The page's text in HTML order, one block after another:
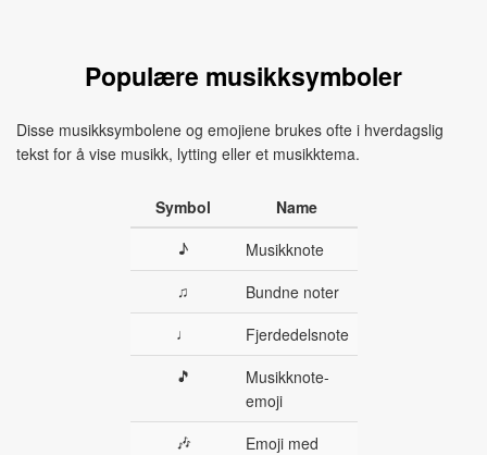
Populære musikksymboler
Disse musikksymbolene og emojiene brukes ofte i hverdagslig
tekst for å vise musikk, lytting eller et musikktema.
Symbol
Name
♪
Musikknote
♫
Bundne noter
♩
Fjerdedelsnote
🎵
Musikknote-
emoji
🎶
Emoji med